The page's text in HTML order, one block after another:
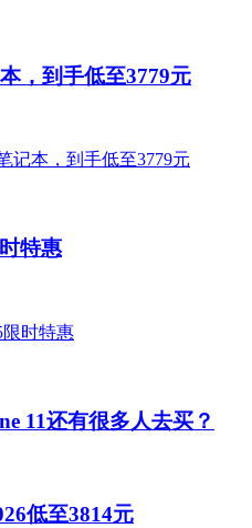
，到手低至3779元
特惠
11还有很多人去买？
低至3814元